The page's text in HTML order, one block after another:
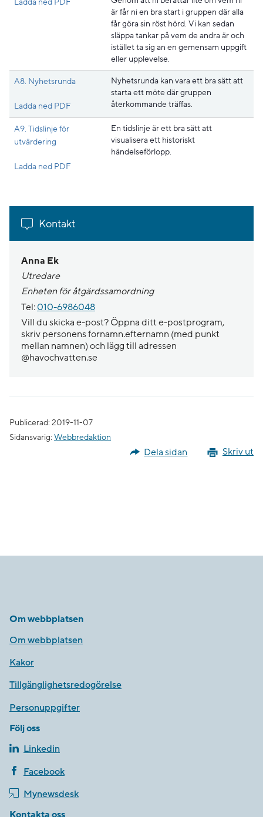
Ladda ned PDF
är får ni en bra start i gruppen där alla
får göra sin röst hörd. Vi kan sedan
släppa tankar på vem de andra är och
istället ta sig an en gemensam uppgift
eller upplevelse.
A8. Nyhetsrunda
Ladda ned PDFPdf, 163.4 kB, öppnas i nytt fönster.
Nyhetsrunda kan vara ett bra sätt att
starta ett möte där gruppen
återkommande träffas.
A9. Tidslinje för
utvärdering
Ladda ned PDFPdf, 211 kB, öppnas i nytt fönster.
En tidslinje är ett bra sätt att
visualisera ett historiskt
händelseförlopp.
Kontakt
Anna Ek
Utredare
Enheten för åtgärdssamordning
Tel: 010-6986048
Vill du skicka e-post? Öppna ditt e-postprogram,
skriv personens fornamn.efternamn (med punkt
mellan namnen) och lägg till adressen
@havochvatten.se
Publicerad: 2019-11-07
Sidansvarig: Webbredaktion
Skriv ut
Dela sidan
Om webbplatsen
Om webbplatsen
Kakor
Tillgänglighetsredogörelse
Personuppgifter
Följ oss
Linkedin
Facebook
Mynewsdesk